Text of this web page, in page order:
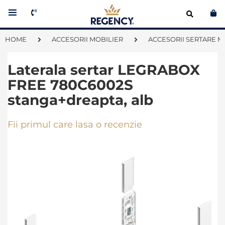
HOME ACCESORII MOBILIER ACCESORII SERTARE
Laterala sertar LEGRABOX
FREE 780C6002S
stanga+dreapta, alb
Fii primul care lasa o recenzie